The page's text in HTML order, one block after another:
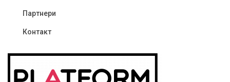
Партнери
Контакт